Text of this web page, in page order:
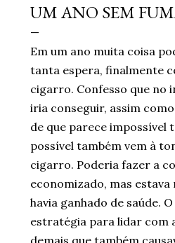
UM ANO SEM
Em um ano muita coisa
tanta espera, finalmente
cigarro. Confesso que no
iria conseguir, assim
de que parece impossível
possível também vem à
cigarro. Poderia fazer a
economizado, mas
havia ganhado de saúde.
estratégia para lidar com
demais que também